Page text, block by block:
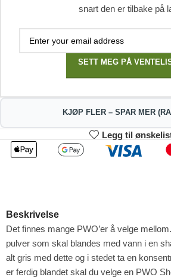
snart den er tilbake på
SETT MEG PÅ
KJØP FLER – SPAR MER
2
304.92
kr
4%
Legg til
Beskrivelse
Det finnes mange PWO’er å velge
pulver som skal blandes med vann i en
alt gris med dette og i stedet ta en
er ferdig blandet skal du velge en PWO